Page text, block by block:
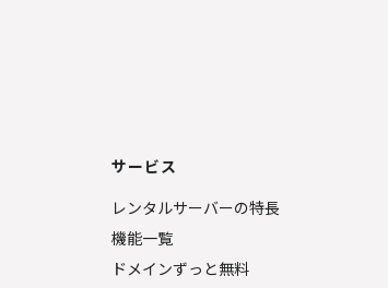
サービス
レンタルサーバーの特長
機能一覧
ドメインずっと無料